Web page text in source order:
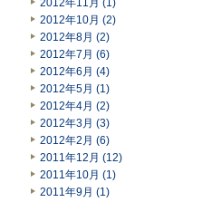
2012年11月 (1)
2012年10月 (2)
2012年8月 (2)
2012年7月 (6)
2012年6月 (4)
2012年5月 (1)
2012年4月 (2)
2012年3月 (3)
2012年2月 (6)
2011年12月 (12)
2011年10月 (1)
2011年9月 (1)